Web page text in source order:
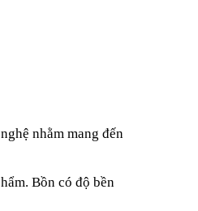
nhằm mang đến
Bồn có độ bền